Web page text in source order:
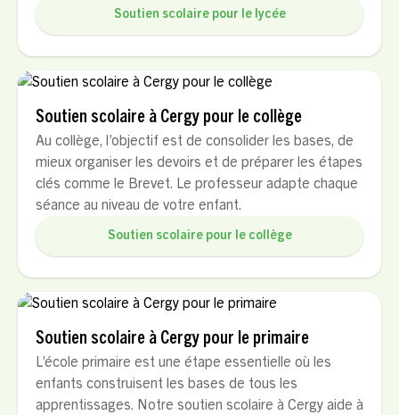
Soutien scolaire pour le lycée
Soutien scolaire à Cergy pour le collège
Au collège, l’objectif est de consolider les bases, de
mieux organiser les devoirs et de préparer les étapes
clés comme le Brevet. Le professeur adapte chaque
séance au niveau de votre enfant.
Soutien scolaire pour le collège
Soutien scolaire à Cergy pour le primaire
L’école primaire est une étape essentielle où les
enfants construisent les bases de tous les
apprentissages. Notre soutien scolaire à Cergy aide à